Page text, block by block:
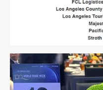
Get news from Yusen